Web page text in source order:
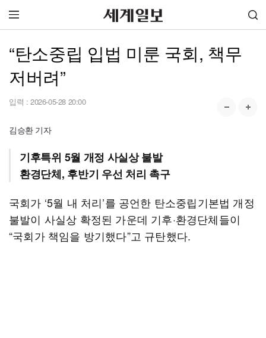
“탄소중립 입법 미룬 국회, 책무
저버려”
입력 : 2026-05-28 20:00
김승환 기자
기후특위 5월 개정 사실상 불발
환경단체, 후반기 우선 처리 촉구
국회가 ‘5월 내 처리’를 공언한 탄소중립기본법 개정
불발이 사실상 확정된 가운데 기후·환경단체들이
“국회가 책임을 방기했다”고 규탄했다.